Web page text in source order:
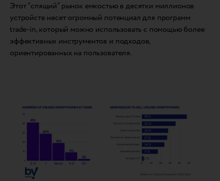
Этот “спящий” рынок емкостью в десятки миллионов
устройств несет огромный потенциал для программ
trade-in, который можно использовать с помощью более
эффективных инструментов и подходов,
ориентированных на пользователя.